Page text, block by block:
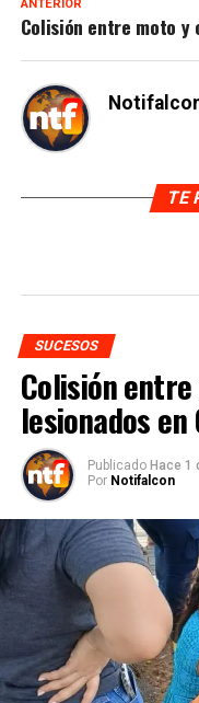
ANTERIOR
Colisión entre moto y
TE
SUCESOS
Colisión
lesionados en
Publicado Hace 1
Por Notifalcon